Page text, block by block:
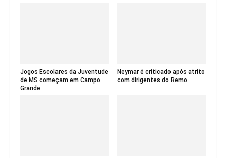
Jogos Escolares da Juventude
de MS começam em Campo
Grande
Neymar é criticado após atrito
com dirigentes do Remo